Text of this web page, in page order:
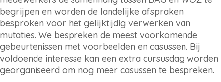
begrijpen en worden de landelijke afspraken
besproken voor het gelijktijdig verwerken van
mutaties. We bespreken de meest voorkomende
gebeurtenissen met voorbeelden en casussen. Bij
voldoende interesse kan een extra cursusdag worden
georganiseerd om nog meer casussen te bespreken.